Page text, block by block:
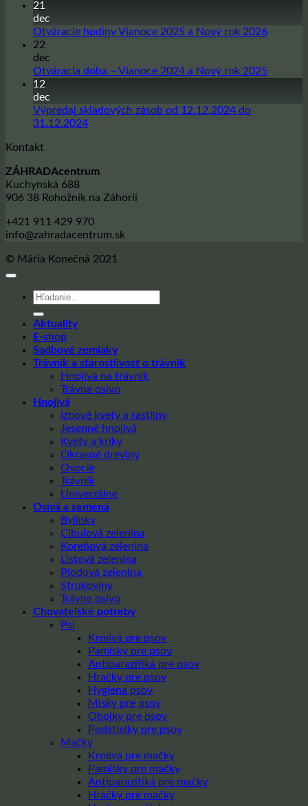
Sadbové
sezónu
21
dec
Otváracie hodiny Vianoce 2025 a Nový rok 2026Žiadne
22
dec
Otváracia doba – Vianoce 2024 a Nový rok 2025Žiadne
12
dec
Výpredaj skladových zásob od 12.12.2024 do
31.12.2024Žiadne
skladových
od
do
31.12.2024
Kontakt
ZÁHRADAcentrum
Kuchynská 688
906 38 Rohožník na Záhorií
+421 911 429 970
info@zahradacentrum.sk
© Mária Konečná 2021
Hľadať:
Aktuality
E-shop
Sadbové zemiaky
Trávnik a starostlivosť o trávnik
Hnojivá na trávnik
Trávne osivo
Hnojivá
Izbové kvety a rastliny
Jesenné hnojivá
Kvety a kríky
Okrasné dreviny
Ovocie
Trávnik
Univerzálne
Osivá a semená
Bylinky
Cibulová zelenina
Koreňová zelenina
Listová zelenina
Plodová zelenina
Strukoviny
Trávne osivo
Chovateľské potreby
Psi
Krmivá pre psov
Pamlsky pre psov
Antiparazitiká pre psov
Hračky pre psov
Hygiena psov
Misky pre psov
Obojky pre psov
Podstielky pre psov
Mačky
Krmivá pre mačky
Pamlsky pre mačky
Antiparazitiká pre mačky
Hračky pre mačky